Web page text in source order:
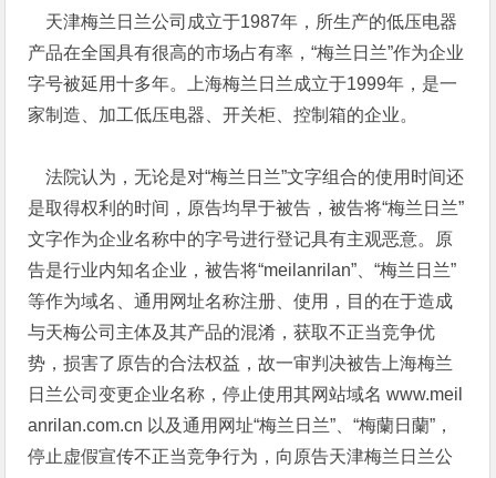
天津梅兰日兰公司成立于1987年，所生产的低压电器
产品在全国具有很高的市场占有率，“梅兰日兰”作为企业
字号被延用十多年。上海梅兰日兰成立于1999年，是一
家制造、加工低压电器、开关柜、控制箱的企业。
法院认为，无论是对“梅兰日兰”文字组合的使用时间还
是取得权利的时间，原告均早于被告，被告将“梅兰日兰”
文字作为企业名称中的字号进行登记具有主观恶意。原
告是行业内知名企业，被告将“meilanrilan”、“梅兰日兰”
等作为域名、通用网址名称注册、使用，目的在于造成
与天梅公司主体及其产品的混淆，获取不正当竞争优
势，损害了原告的合法权益，故一审判决被告上海梅兰
日兰公司变更企业名称，停止使用其网站域名 www.meil
anrilan.com.cn 以及通用网址“梅兰日兰”、“梅蘭日蘭”，
停止虚假宣传不正当竞争行为，向原告天津梅兰日兰公